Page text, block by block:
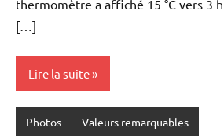
thermomètre a affiché 15 °C vers 3
[…]
Lire la suite
Photos Valeurs remarquables